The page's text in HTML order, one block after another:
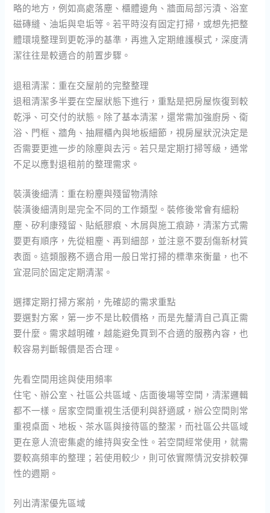
略的地方，例如高處落塵、櫃體邊角、牆面局部污漬、浴室
磁磚縫、油垢與皂垢等。若平時沒有固定打掃，或想先把整
體環境整理到更乾淨的基準，再進入定期維護模式，深度清
潔往往是較適合的前置步驟。
退租清潔：重在交屋前的完整整理
退租清潔多半要在空屋狀態下進行，重點是把房屋恢復到較
乾淨、可交付的狀態。除了基本清潔，還常需加強廚房、衛
浴、門框、牆角、抽屜櫃內與地板細節，視房屋狀況決定是
否需要更進一步的除塵與去污。若只是定期打掃等級，通常
不足以應對退租前的整理需求。
裝潢後細清：重在粉塵與殘留物清除
裝潢後細清則是完全不同的工作類型。裝修後常會有細粉
塵、矽利康殘留、貼紙膠痕、木屑與施工痕跡，清潔方式需
要更有順序，先從粗塵、再到細部，並注意不要刮傷新材質
表面。這類服務不適合用一般日常打掃的標準來衡量，也不
宜混同於固定定期清潔。
選擇定期打掃方案前，先確認的需求重點
要選對方案，第一步不是比較價格，而是先釐清自己真正需
要什麼。需求越明確，越能避免買到不合適的服務內容，也
較容易判斷報價是否合理。
先看空間用途與使用頻率
住宅、辦公室、社區公共區域、店面後場等空間，清潔邏輯
都不一樣。居家空間重視生活便利與舒適感，辦公空間則常
重視桌面、地板、茶水區與接待區的整潔，而社區公共區域
更在意人流密集處的維持與安全性。若空間經常使用，就需
要較高頻率的整理；若使用較少，則可依實際情況安排較彈
性的週期。
列出清潔優先區域